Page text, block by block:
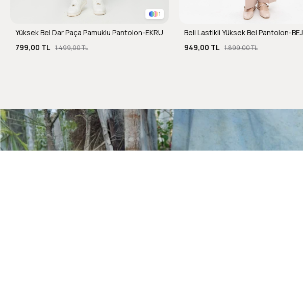
1
Yüksek Bel Dar Paça Pamuklu Pantolon-EKRU
799,00 TL 1.499,00 TL
Beli Lastikli Yüksek Bel Pantolon-BEJ
949,00 TL 1.899,00 TL